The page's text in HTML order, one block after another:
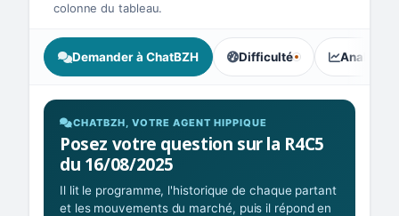
colonne du tableau.
Demander à ChatBZH Difficulté
, tendance des parieurs :
Analyse
CHATBZH, VOTRE AGENT HIPPIQUE
Posez votre question sur la R4C5
du 16/08/2025
Il lit le programme, l'historique de chaque partant
et les mouvements du marché, puis il répond en